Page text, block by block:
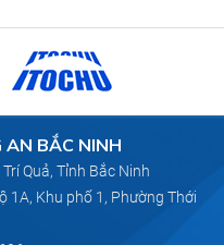
AN BẮC NINH
Quả, Tỉnh Bắc Ninh
1A, Khu phố 1, Phường Thới